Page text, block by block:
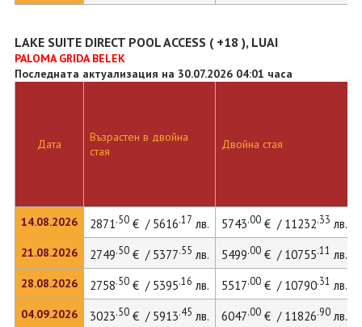
LAKE SUITE DIRECT POOL ACCESS ( +18 ), LUAI
PALOMA GRIDA BELEK
Последната актуализация на 30.07.2026 04:01 часа
Дата
14.08.2026
21.08.2026
28.08.2026
04.09.2026
Възрастен в двойна
стая
Двойна стая
2871.50€ / 5616.17 лв. 5743.00€ / 11232.33 лв.
2749.50€ / 5377.55 лв. 5499.00€ / 10755.11 лв.
2758.50€ / 5395.16 лв. 5517.00€ / 10790.31 лв.
3023.50€ / 5913.45 лв. 6047.00€ / 11826.90лв.